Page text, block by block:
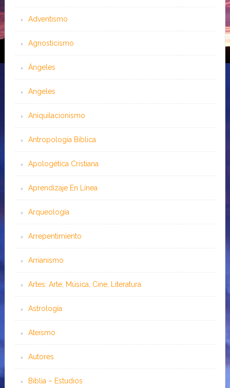
Adventismo
Agnosticismo
Ángeles
Angeles
Aniquilacionismo
Antropología Bíblica
Apologética Cristiana
Aprendizaje En Línea
Arqueología
Arrepentimiento
Arrianismo
Artes: Arte, Música, Cine, Literatura
Astrología
Ateísmo
Autores
Biblia – Estudios